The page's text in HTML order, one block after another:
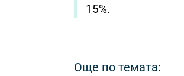
15%.
Още по темата: